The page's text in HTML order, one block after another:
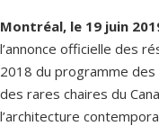
Montréal, le 19 juin
l’annonce officielle des
2018 du programme des
des rares chaires du
l’architecture